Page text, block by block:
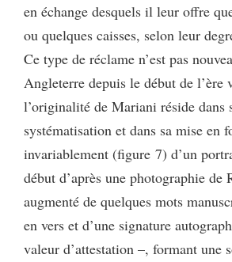
en échange desquels il leur offre
ou quelques caisses, selon leur
Ce type de réclame n’est pas
Angleterre depuis le début de
l’originalité de Mariani réside dans
systématisation et dans sa mise en
invariablement (figure 7) d’un
début d’après une photographie de
augmenté de quelques mots
en vers et d’une signature
valeur d’attestation –, formant une